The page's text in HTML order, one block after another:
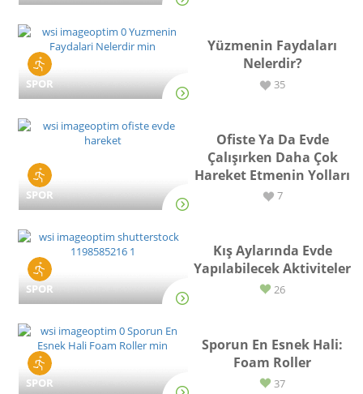
SPOR
Yüzmenin Faydaları
Nelerdir?
35
SPOR
Ofiste Ya Da Evde
Çalışırken Daha Çok
Hareket Etmenin Yolları
7
SPOR
Kış Aylarında Evde
Yapılabilecek Aktiviteler
26
SPOR
Sporun En Esnek Hali:
Foam Roller
37